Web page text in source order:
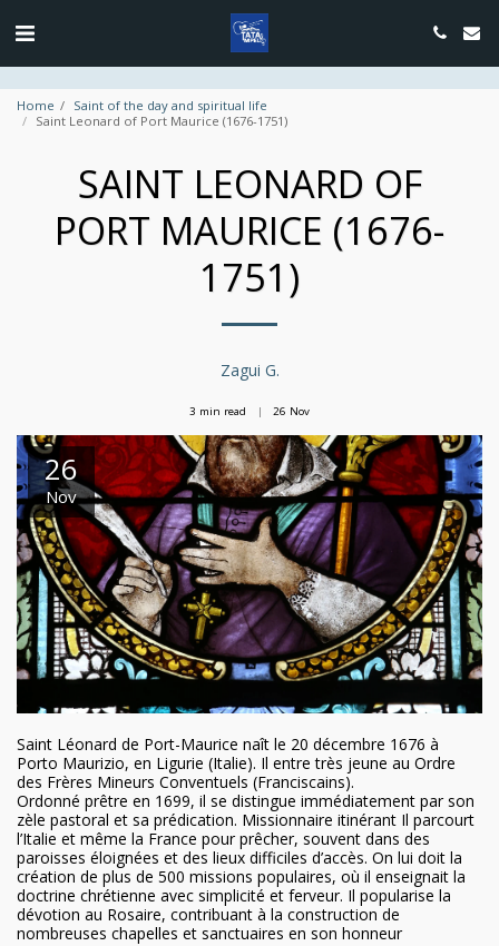
google.com, pub-4889604885818732, DIRECT, f08c47fec0942fa0
Home
Saint of the day and spiritual life
Saint Leonard of Port Maurice (1676-1751)
SAINT LEONARD OF
PORT MAURICE (1676-
1751)
Zagui G.
3 min read 26 Nov
26
Nov
Saint Léonard de Port-Maurice naît le 20 décembre 1676 à
Porto Maurizio, en Ligurie (Italie). Il entre très jeune au Ordre
des Frères Mineurs Conventuels (Franciscains).
Ordonné prêtre en 1699, il se distingue immédiatement par son
zèle pastoral et sa prédication. Missionnaire itinérant Il parcourt
l’Italie et même la France pour prêcher, souvent dans des
paroisses éloignées et des lieux difficiles d’accès. On lui doit la
création de plus de 500 missions populaires, où il enseignait la
doctrine chrétienne avec simplicité et ferveur. Il popularise la
dévotion au Rosaire, contribuant à la construction de
nombreuses chapelles et sanctuaires en son honneur